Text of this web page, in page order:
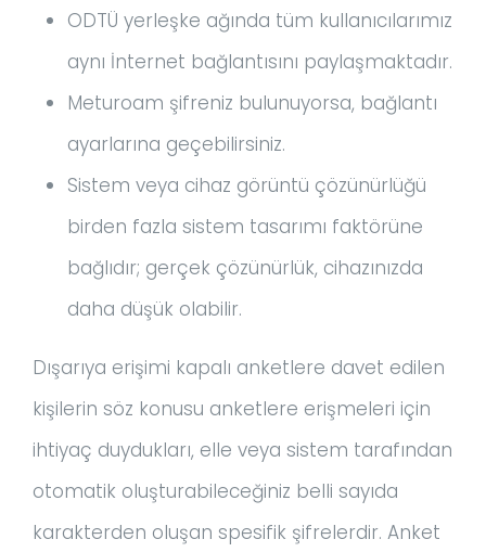
ODTÜ yerleşke ağında tüm kullanıcılarımız
aynı İnternet bağlantısını paylaşmaktadır.
Meturoam şifreniz bulunuyorsa, bağlantı
ayarlarına geçebilirsiniz.
Sistem veya cihaz görüntü çözünürlüğü
birden fazla sistem tasarımı faktörüne
bağlıdır; gerçek çözünürlük, cihazınızda
daha düşük olabilir.
Dışarıya erişimi kapalı anketlere davet edilen
kişilerin söz konusu anketlere erişmeleri için
ihtiyaç duydukları, elle veya sistem tarafından
otomatik oluşturabileceğiniz belli sayıda
karakterden oluşan spesifik şifrelerdir. Anket